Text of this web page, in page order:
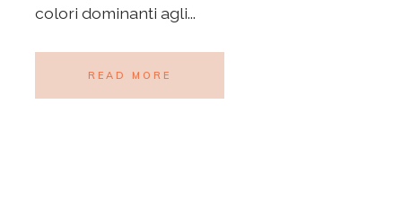
colori dominanti agli...
READ MORE